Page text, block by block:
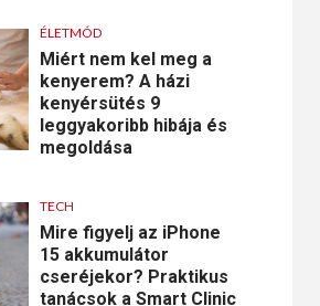
ÉLETMÓD
Miért nem kel meg a
kenyerem? A házi
kenyérsütés 9
leggyakoribb hibája és
megoldása
TECH
Mire figyelj az iPhone
15 akkumulátor
cseréjekor? Praktikus
tanácsok a Smart Clinic